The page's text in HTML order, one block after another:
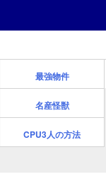
最強物件
名産怪獣
CPU3人の方法